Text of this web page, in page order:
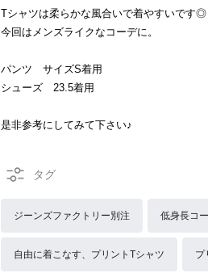
Tシャツは柔らかな風合いで着やすいです◎
今回はメンズライクなコーデに。
パンツ サイズS着用
シューズ 23.5着用
是非参考にしてみて下さい♪
ジーンズファクトリー別注 低身長コ
自由に着こなす、プリントTシャツ プ